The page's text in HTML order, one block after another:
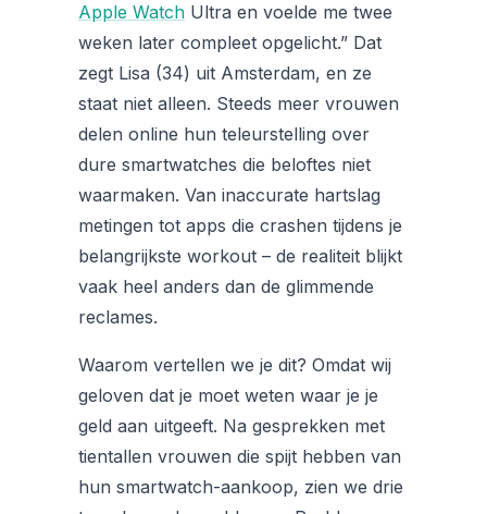
Apple Watch Ultra en voelde me twee
weken later compleet opgelicht.” Dat
zegt Lisa (34) uit Amsterdam, en ze
staat niet alleen. Steeds meer vrouwen
delen online hun teleurstelling over
dure smartwatches die beloftes niet
waarmaken. Van inaccurate hartslag
metingen tot apps die crashen tijdens je
belangrijkste workout – de realiteit blijkt
vaak heel anders dan de glimmende
reclames.
Waarom vertellen we je dit? Omdat wij
geloven dat je moet weten waar je je
geld aan uitgeeft. Na gesprekken met
tientallen vrouwen die spijt hebben van
hun smartwatch-aankoop, zien we drie